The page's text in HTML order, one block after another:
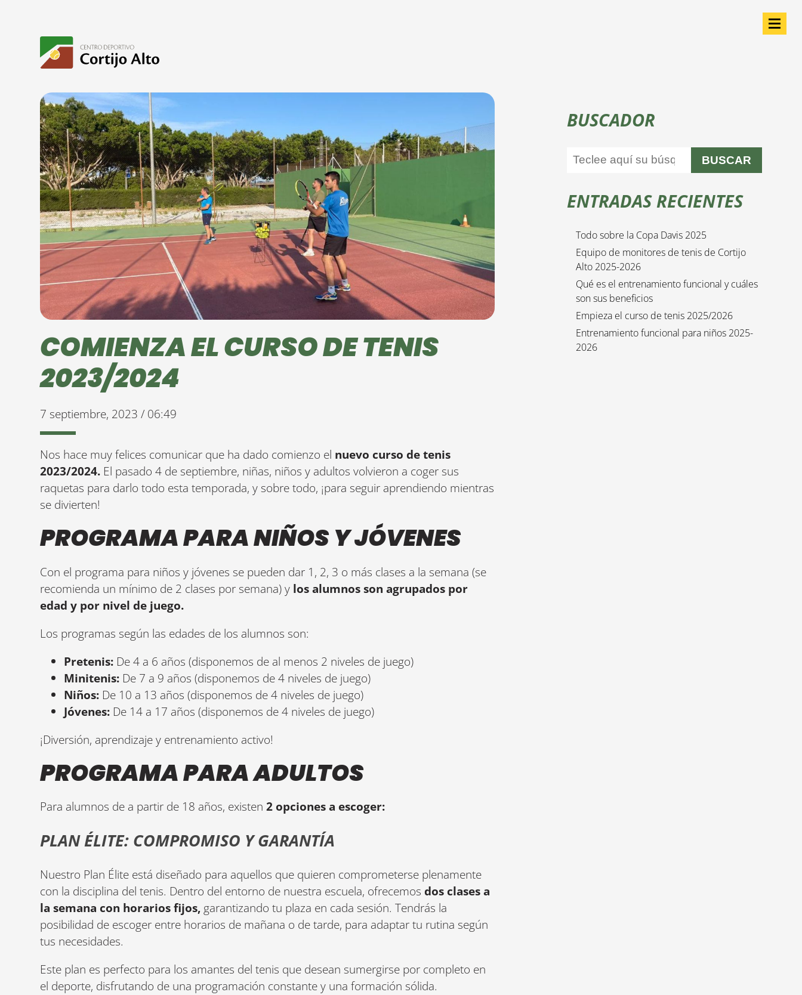
COMIENZA EL CURSO DE TENIS
2023/2024
7 septiembre, 2023 / 06:49
Nos hace muy felices comunicar que ha dado comienzo el nuevo curso de tenis
2023/2024. El pasado 4 de septiembre, niñas, niños y adultos volvieron a coger sus
raquetas para darlo todo esta temporada, y sobre todo, ¡para seguir aprendiendo mientras
se divierten!
PROGRAMA PARA NIÑOS Y JÓVENES
Con el programa para niños y jóvenes se pueden dar 1, 2, 3 o más clases a la semana (se
recomienda un mínimo de 2 clases por semana) y los alumnos son agrupados por
edad y por nivel de juego.
Los programas según las edades de los alumnos son:
Pretenis: De 4 a 6 años (disponemos de al menos 2 niveles de juego)
Minitenis: De 7 a 9 años (disponemos de 4 niveles de juego)
Niños: De 10 a 13 años (disponemos de 4 niveles de juego)
Jóvenes: De 14 a 17 años (disponemos de 4 niveles de juego)
¡Diversión, aprendizaje y entrenamiento activo!
PROGRAMA PARA ADULTOS
Para alumnos de a partir de 18 años, existen2 opciones a escoger:
PLAN ÉLITE: COMPROMISO Y GARANTÍA
Nuestro Plan Élite está diseñado para aquellos que quieren comprometerse plenamente
con la disciplina del tenis. Dentro del entorno de nuestra escuela, ofrecemosdos clases a
la semana con horarios fijos, garantizando tu plaza en cada sesión. Tendrás la
posibilidad de escoger entre horarios de mañana o de tarde, para adaptar tu rutina según
tus necesidades.
Este plan es perfecto para los amantes del tenis que desean sumergirse por completo en
el deporte, disfrutando de una programación constante y una formación sólida.
BUSCADOR
BUSCAR
ENTRADAS RECIENTES
Todo sobre la Copa Davis 2025
Equipo de monitores de tenis de Cortijo
Alto 2025-2026
Qué es el entrenamiento funcional y cuáles
son sus beneficios
Empieza el curso de tenis 2025/2026
Entrenamiento funcional para niños 2025-
2026